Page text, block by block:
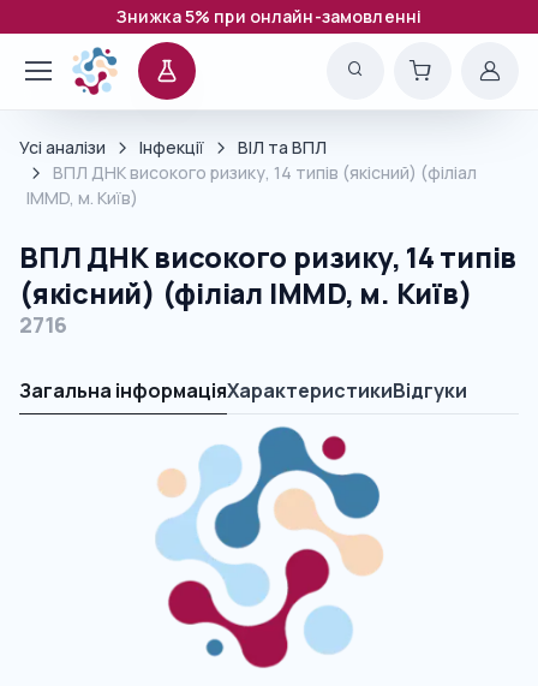
Знижка 5% при онлайн-замовленні
Усі аналізи Інфекції
ВІЛ та ВПЛ
ВПЛ ДНК високого ризику, 14 типів (якісний) (філіал
IMMD, м. Київ)
ВПЛ ДНК високого ризику, 14 типів
(якісний) (філіал IMMD, м. Київ)
2716
Загальна інформаціяХарактеристикиВідгуки